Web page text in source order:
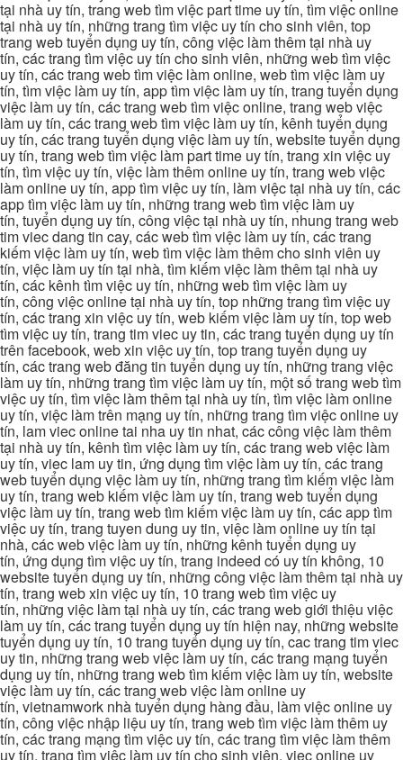
tại nhà uy tín, trang web tìm việc part time uy tín, tìm việc online
tại nhà uy tín, những trang tìm việc uy tín cho sinh viên, top
trang web tuyển dụng uy tín, công việc làm thêm tại nhà uy
tín, các trang tìm việc uy tín cho sinh viên, những web tìm việc
uy tín, các trang web tìm việc làm online, web tìm việc làm uy
tín, tìm việc làm uy tín, app tìm việc làm uy tín, trang tuyển dụng
việc làm uy tín, các trang web tìm việc online, trang web việc
làm uy tín, các trang web tìm việc làm uy tín, kênh tuyển dụng
uy tín, các trang tuyển dụng việc làm uy tín, website tuyển dụng
uy tín, trang web tìm việc làm part time uy tín, trang xin việc uy
tín, tìm việc uy tín, việc làm thêm online uy tín, trang web việc
làm online uy tín, app tìm việc uy tín, làm việc tại nhà uy tín, các
app tìm việc làm uy tín, những trang web tìm việc làm uy
tín, tuyển dụng uy tín, công việc tại nhà uy tín, nhung trang web
tim viec dang tin cay, các web tìm việc làm uy tín, các trang
kiếm việc làm uy tín, web tìm việc làm thêm cho sinh viên uy
tín, việc làm uy tín tại nhà, tìm kiếm việc làm thêm tại nhà uy
tín, các kênh tìm việc uy tín, những web tìm việc làm uy
tín, công việc online tại nhà uy tín, top những trang tìm việc uy
tín, các trang xin việc uy tín, web kiếm việc làm uy tín, top web
tìm việc uy tín, trang tim viec uy tin, các trang tuyển dụng uy tín
trên facebook, web xin việc uy tín, top trang tuyển dụng uy
tín, các trang web đăng tin tuyển dụng uy tín, những trang việc
làm uy tín, những trang tìm việc làm uy tín, một số trang web tìm
việc uy tín, tìm việc làm thêm tại nhà uy tín, tìm việc làm online
uy tín, việc làm trên mạng uy tín, những trang tìm việc online uy
tín, lam viec online tai nha uy tin nhat, các công việc làm thêm
tại nhà uy tín, kênh tìm việc làm uy tín, các trang web việc làm
uy tín, viec lam uy tin, ứng dụng tìm việc làm uy tín, các trang
web tuyển dụng việc làm uy tín, những trang tìm kiếm việc làm
uy tín, trang web kiếm việc làm uy tín, trang web tuyển dụng
việc làm uy tín, trang web tìm kiếm việc làm uy tín, các app tìm
việc uy tín, trang tuyen dung uy tin, việc làm online uy tín tại
nhà, các web việc làm uy tín, những kênh tuyển dụng uy
tín, ứng dụng tìm việc uy tín, trang indeed có uy tín không, 10
website tuyển dụng uy tín, những công việc làm thêm tại nhà uy
tín, trang web xin việc uy tín, 10 trang web tìm việc uy
tín, những việc làm tại nhà uy tín, các trang web giới thiệu việc
làm uy tín, các trang tuyển dụng uy tín hiện nay, những website
tuyển dụng uy tín, 10 trang tuyển dụng uy tín, cac trang tim viec
uy tin, những trang web việc làm uy tín, các trang mạng tuyển
dụng uy tín, những trang web tìm kiếm việc làm uy tín, website
việc làm uy tín, các trang web việc làm online uy
tín, vietnamwork nhà tuyển dụng hàng đầu, làm việc online uy
tín, công việc nhập liệu uy tín, trang web tìm việc làm thêm uy
tín, các trang mạng tìm việc uy tín, các trang tìm việc làm thêm
uy tín, trang tìm việc làm uy tín cho sinh viên, viec online uy